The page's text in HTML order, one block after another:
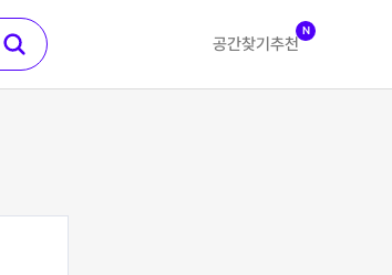
공간찾기 추천
N